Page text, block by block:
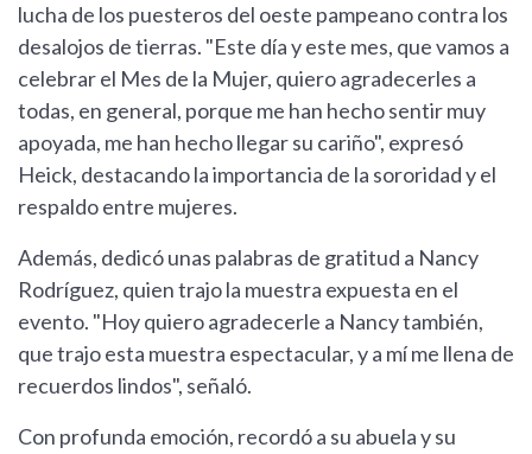
lucha de los puesteros del oeste pampeano contra los
desalojos de tierras. "Este día y este mes, que vamos a
celebrar el Mes de la Mujer, quiero agradecerles a
todas, en general, porque me han hecho sentir muy
apoyada, me han hecho llegar su cariño", expresó
Heick, destacando la importancia de la sororidad y el
respaldo entre mujeres.
Además, dedicó unas palabras de gratitud a Nancy
Rodríguez, quien trajo la muestra expuesta en el
evento. "Hoy quiero agradecerle a Nancy también,
que trajo esta muestra espectacular, y a mí me llena de
recuerdos lindos", señaló.
Con profunda emoción, recordó a su abuela y su